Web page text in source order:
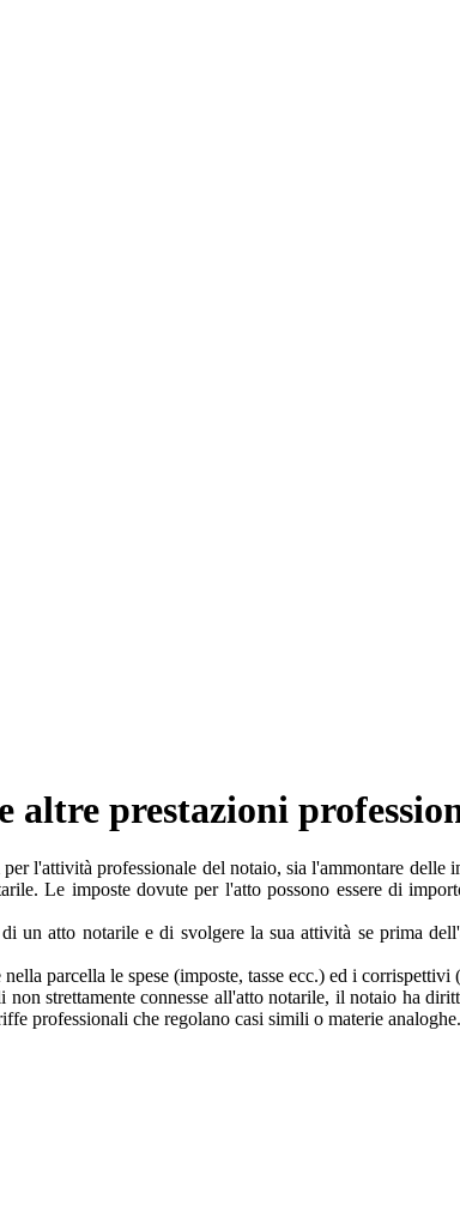
altre prestazioni
l'attività professionale del notaio, sia l'ammontare delle
Le imposte dovute per l'atto possono essere di
un atto notarile e di svolgere la sua attività se prima
parcella le spese (imposte, tasse ecc.) ed i
strettamente connesse all'atto notarile, il notaio ha
professionali che regolano casi simili o materie analoghe.